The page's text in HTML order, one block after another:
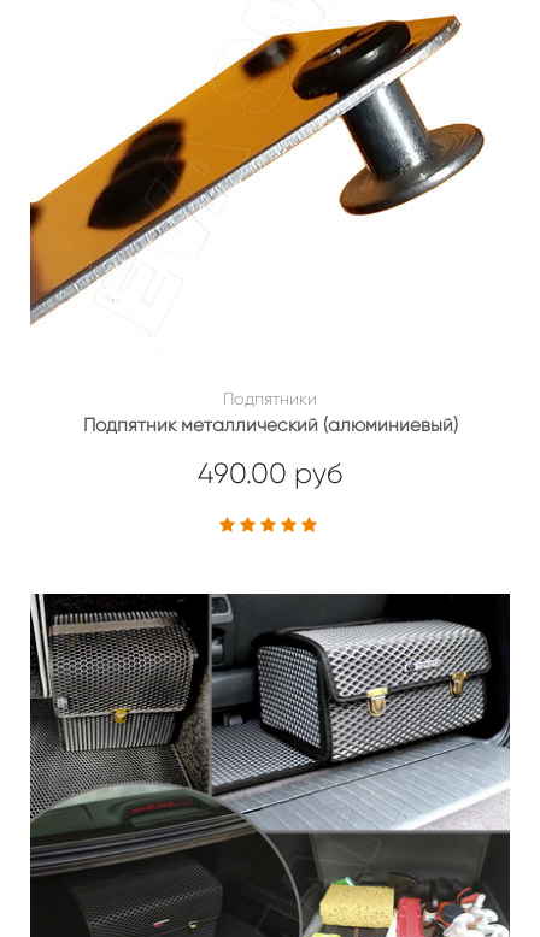
Подпятники
Подпятник металлический (алюминиевый)
490.00 руб